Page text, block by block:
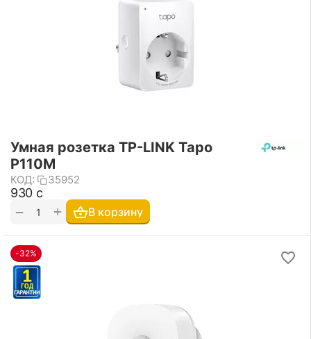
Умная розетка TP-LINK Tapo
P110M
КОД: 35952
‍930‍ с
+
− В корзину
-32%